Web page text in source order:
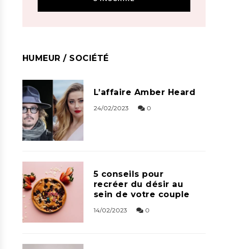
HUMEUR / SOCIÉTÉ
L’affaire Amber Heard
24/02/2023 0
5 conseils pour
recréer du désir au
sein de votre couple
14/02/2023 0